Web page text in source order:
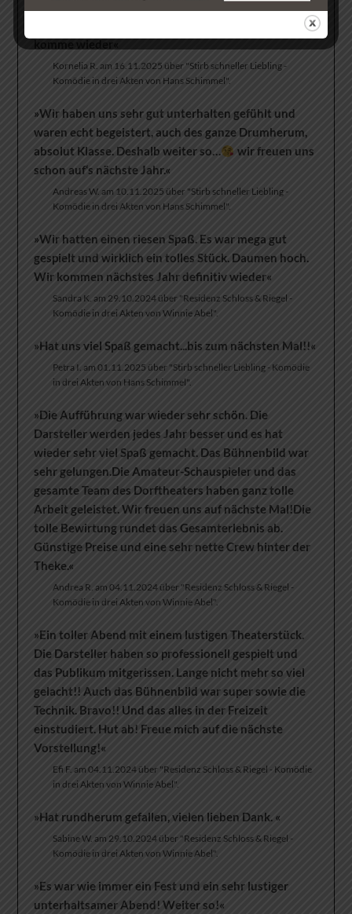
Kornelia R. am 16.11.2025 über "Stirb schneller Liebling -
Komödie in drei Akten von Hans Schimmel".
»Wir haben uns sehr gut unterhalten gefühlt und
waren echt begeistert, auch des ganze Drumherum,
absolut Klasse. Deshalb weiter so…
wir freuen uns
schon auf‘s nächste Jahr.«
Andreas W. am 10.11.2025 über "Stirb schneller Liebling -
Komödie in drei Akten von Hans Schimmel".
»Wir hatten einen riesen Spaß. Es war mega gut
gespielt und wirklich ein tolles Stück. Daumen hoch.
Wir kommen nächstes Jahr definitiv wieder«
Sandra K. am 29.10.2024 über "Residenz Schloss & Riegel -
Komödie in drei Akten von Winnie Abel".
»Hat uns viel Spaß gemacht...bis zum nächsten Mal!!«
Petra I. am 01.11.2025 über "Stirb schneller Liebling - Komödie
in drei Akten von Hans Schimmel".
»Die Aufführung war wieder sehr schön. Die
Darsteller werden jedes Jahr besser und es hat
wieder sehr viel Spaß gemacht. Das Bühnenbild war
sehr gelungen.Die Amateur-Schauspieler und das
gesamte Team des Dorftheaters haben ganz tolle
Arbeit geleistet. Wir freuen uns auf nächste Mal!Die
tolle Bewirtung rundet das Gesamterlebnis ab.
Günstige Preise und eine sehr nette Crew hinter der
Theke.«
Andrea R. am 04.11.2024 über "Residenz Schloss & Riegel -
Komödie in drei Akten von Winnie Abel".
»Ein toller Abend mit einem lustigen Theaterstück.
Die Darsteller haben so professionell gespielt und
das Publikum mitgerissen. Lange nicht mehr so viel
gelacht!! Auch das Bühnenbild war super sowie die
Technik. Bravo!! Und das alles in der Freizeit
einstudiert. Hut ab! Freue mich auf die nächste
Vorstellung!«
Efi F. am 04.11.2024 über "Residenz Schloss & Riegel - Komödie
in drei Akten von Winnie Abel".
»Hat rundherum gefallen, vielen lieben Dank. «
Sabine W. am 29.10.2024 über "Residenz Schloss & Riegel -
Komödie in drei Akten von Winnie Abel".
»Es war wie immer ein Fest und ein sehr lustiger
unterhaltsamer Abend! Weiter so!«